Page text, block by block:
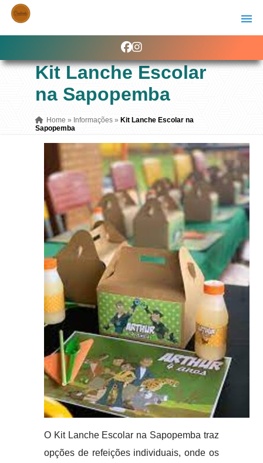
Kit Lanche Escolar
na Sapopemba
Home » Informações » Kit Lanche Escolar na
Sapopemba
O Kit Lanche Escolar na Sapopemba traz
opções de refeições individuais, onde os